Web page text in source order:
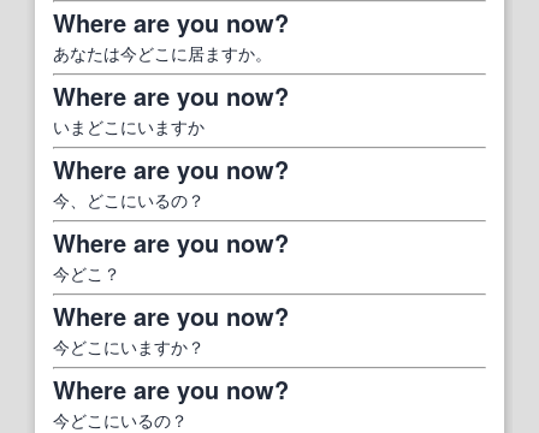
Where are you now?
あなたは今どこに居ますか。
Where are you now?
いまどこにいますか
Where are you now?
今、どこにいるの？
Where are you now?
今どこ？
Where are you now?
今どこにいますか？
Where are you now?
今どこにいるの？